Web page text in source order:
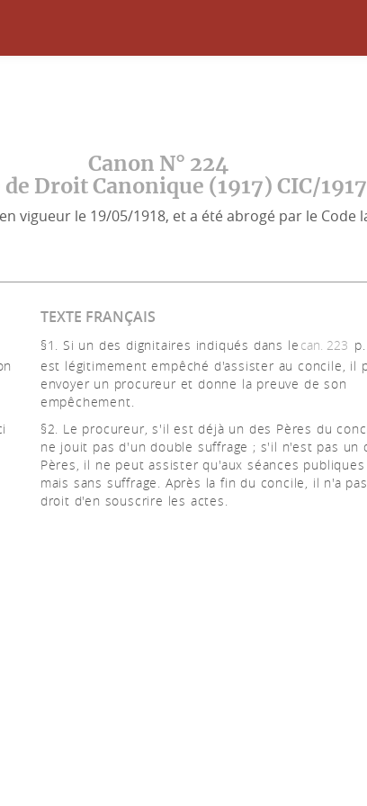
Canon N° 224
de Droit Canonique (1917) CIC/1917
vigueur le 19/05/1918, et a été abrogé par le Code
TEXTE FRANÇAIS
§1. Si un des dignitaires indiqués dans le can. 223
est légitimement empêché d'assister au concile, il
envoyer un procureur et donne la preuve de son
empêchement.
§2. Le procureur, s'il est déjà un des Pères du
ne jouit pas d'un double suffrage ; s'il n'est pas un
Pères, il ne peut assister qu'aux séances publiques
mais sans suffrage. Après la fin du concile, il n'a
droit d'en souscrire les actes.